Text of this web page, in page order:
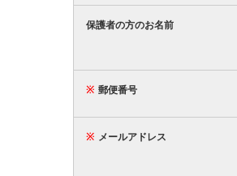
保護者の方のお名前
※ 郵便番号
※ メールアドレス